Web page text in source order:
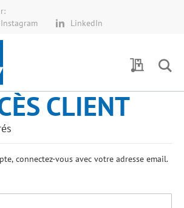
Instagram LinkedIn
Demande
CLIENT
connectez-vous avec votre adresse email.